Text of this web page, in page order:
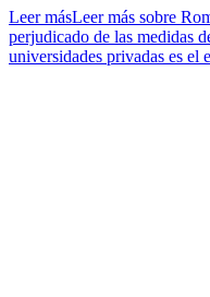
Leer másLeer más sobre
perjudicado de las medidas
universidades privadas es el